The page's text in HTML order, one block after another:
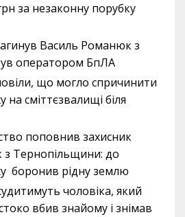
за незаконну порубку
Василь Романюк з
оператором БпЛА
що могло спричинити
сміттєзвалищі біля
поповнив захисник
Тернопільщини: до
боронив рідну землю
чоловіка, який
вбив знайому і знімав